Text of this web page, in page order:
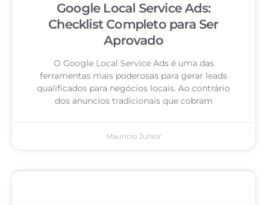
Google Local Service Ads:
Checklist Completo para Ser
Aprovado
O Google Local Service Ads é uma das
ferramentas mais poderosas para gerar leads
qualificados para negócios locais. Ao contrário
dos anúncios tradicionais que cobram
Mauricio Junior